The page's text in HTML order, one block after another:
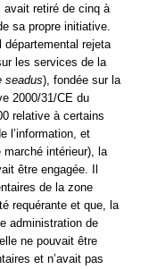
avait retiré de cinq à
sa propre initiative.
départemental rejeta
les services de la
seadus), fondée sur la
2000/31/CE du
relative à certains
l’information, et
intérieur), la
être engagée. Il
de la zone
requérante et que, la
administration de
ne pouvait être
et n’avait pas